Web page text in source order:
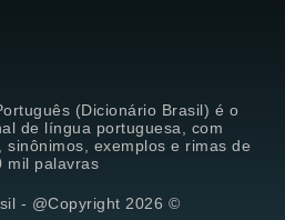
(Dicionário Brasil) é o
de língua portuguesa, com
exemplos e rimas de
mil palavras
- @Copyright 2026 ©